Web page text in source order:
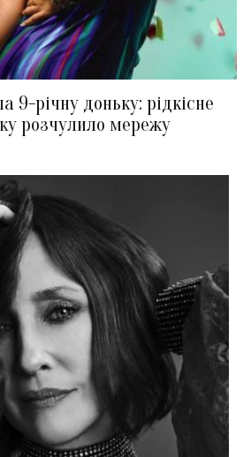
9-річну доньку: рідкісне
розчулило мережу